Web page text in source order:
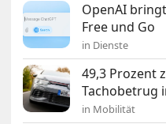
OpenAI
Free und Go
in Dienste
49,3 Prozent
Tachobetrug
in Mobilität